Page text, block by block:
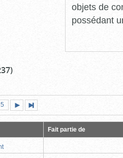
objets de
possédant
Page
5
suivante
page
Fait partie de